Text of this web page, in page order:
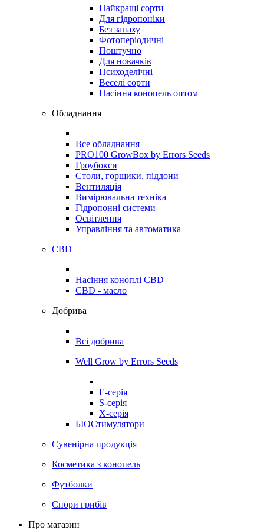
Найкращі сорти
Для гідропоніки
Без запаху
Фотоперіодичні
Поштучно
Для новачків
Психоделічні
Веселі сорти
Насіння конопель оптом
Обладнання
Все обладнання
PRO100 GrowBox by Errors Seeds
Гроубокси
Столи, горщики, піддони
Вентиляція
Вимірювальна техніка
Гідропонні системи
Освітлення
Управління та автоматика
CBD
Насіння коноплі CBD
CBD - масло
Добрива
Всі добрива
Well Grow by Errors Seeds
E-серія
S-серія
X-серія
БІОСтимулятори
Сувенірна продукція
Косметика з конопель
Футболки
Спори грибів
Про магазин